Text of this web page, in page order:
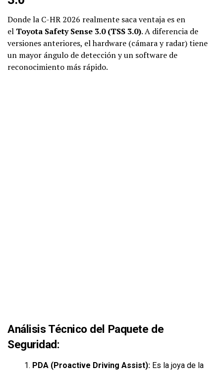
Donde la C-HR 2026 realmente saca ventaja es en
el Toyota Safety Sense 3.0 (TSS 3.0). A diferencia de
versiones anteriores, el hardware (cámara y radar) tiene
un mayor ángulo de detección y un software de
reconocimiento más rápido.
Análisis Técnico del Paquete de
Seguridad:
PDA (Proactive Driving Assist): Es la joya de la